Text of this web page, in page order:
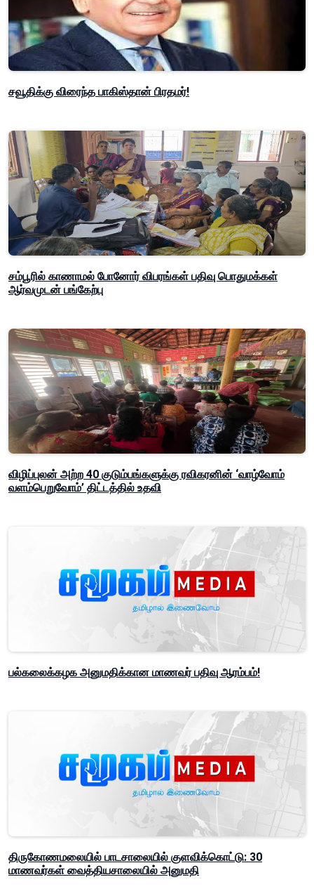
சவூதிக்கு விரைந்த பாகிஸ்தான் பிரதமர்!
சம்பூரில் காணாமல் போனோர் விபரங்கள் பதிவு பொதுமக்கள்
ஆர்வமுடன் பங்கேற்பு
விழிப்புலன் அற்ற 40 குடும்பங்களுக்கு ரவிகரனின் ‘வாழ்வோம்
வளம்பெறுவோம்’ திட்டத்தில் உதவி
பல்கலைக்கழக அனுமதிக்கான மாணவர் பதிவு ஆரம்பம்!
திருகோணமலையில் பாடசாலையில் குளவிக்கொட்டு: 30
மாணவர்கள் வைத்தியசாலையில் அனுமதி